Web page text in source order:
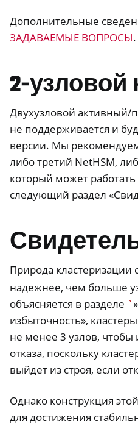
Дополнительные
ЗАДАВАЕМЫЕ ВОПРОСЫ.
2-узловой
Двухузловой активный/
не поддерживается и
версии. Мы
либо третий NetHSM,
который может
следующий раздел
Природа кластеризации
надежнее, чем больше
объясняется в разделе `
избыточность»,
не менее 3 узлов,
отказа, поскольку
выйдет из строя, если
Однако конструкция
для достижения